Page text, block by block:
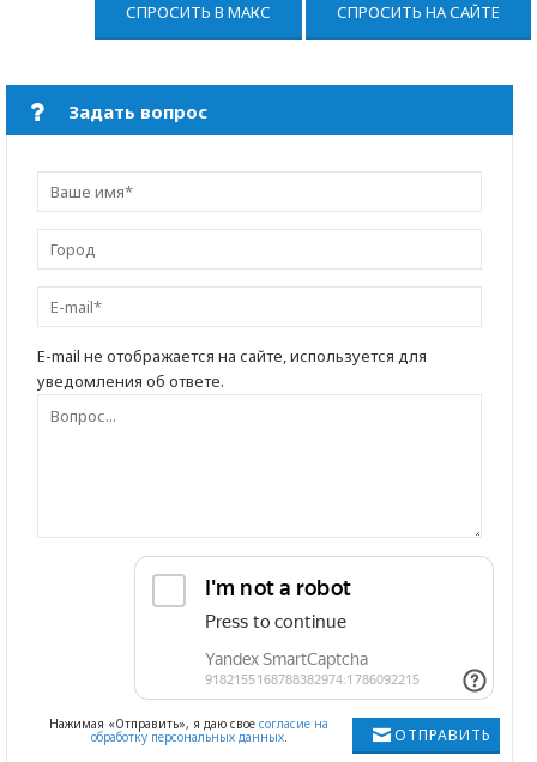
СПРОСИТЬ В МАКС СПРОСИТЬ НА САЙТЕ
Задать вопрос
E-mail не отображается на сайте, используется для
уведомления об ответе.
ОТПРАВИТЬ
Нажимая «Отправить», я даю свое согласие на
обработку персональных данных.